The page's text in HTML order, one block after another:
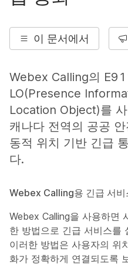
이 문서에서
Webex Calling의
LO(Presence
Location Object)를
캐나다 전역의 공공
동적 위치 기반 긴급
다.
Webex Calling용 긴급 서비
Webex Calling을 사용하면
한 방법으로 긴급 서비스를
이러한 방법은 사용자의 위
화가 정확하게 연결되도록